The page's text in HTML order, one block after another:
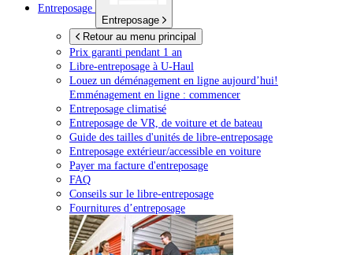
Entreposage
Entreposage
Retour au menu principal
Prix garanti pendant 1 an
Libre-entreposage à U-Haul
Louez un déménagement en ligne aujourd’hui!
Emménagement en ligne : commencer
Entreposage climatisé
Entreposage de VR, de voiture et de bateau
Guide des tailles d'unités de libre-entreposage
Entreposage extérieur/accessible en voiture
Payer ma facture d'entreposage
FAQ
Conseils sur le libre-entreposage
Fournitures d’entreposage